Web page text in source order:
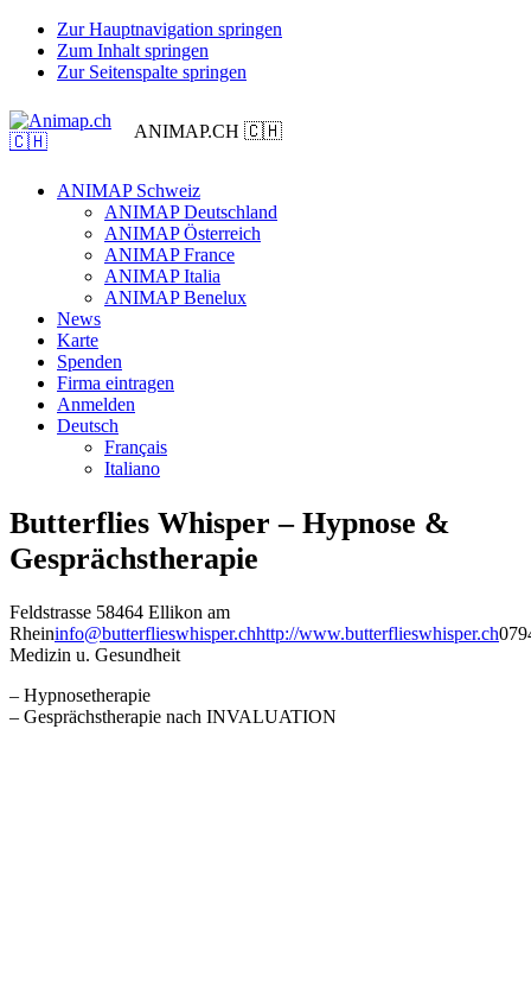
Zur Hauptnavigation springen
Zum Inhalt springen
Zur Seitenspalte springen
ANIMAP.CH 🇨🇭
ANIMAP Schweiz
ANIMAP Deutschland
ANIMAP Österreich
ANIMAP France
ANIMAP Italia
ANIMAP Benelux
News
Karte
Spenden
Firma eintragen
Anmelden
Deutsch
Français
Italiano
Butterflies Whisper – Hypnose &
Gesprächstherapie
Feldstrasse 58464 Ellikon am
Rheininfo@butterflieswhisper.chhttp://www.butterflieswhisper.ch
Medizin u. Gesundheit
– Hypnosetherapie
– Gesprächstherapie nach INVALUATION